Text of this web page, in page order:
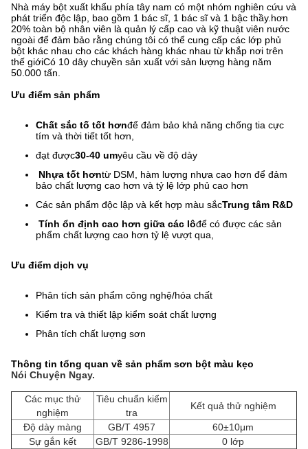
Nhà máy bột xuất khẩu phía tây nam có một nhóm nghiên cứu và
phát triển độc lập, bao gồm 1 bác sĩ, 1 bác sĩ và 1 bậc thầy.hơn
20% toàn bộ nhân viên là quản lý cấp cao và kỹ thuật viên nước
ngoài để đảm bảo rằng chúng tôi có thể cung cấp các lớp phủ
bột khác nhau cho các khách hàng khác nhau từ khắp nơi trên
thế giớiCó 10 dây chuyền sản xuất với sản lượng hàng năm
50.000 tấn.
Ưu điểm sản phẩm
Chất sắc tố tốt hơnđể đảm bảo khả năng chống tia cực
tím và thời tiết tốt hơn,
đạt được30-40 umyêu cầu về độ dày
Nhựa tốt hơntừ DSM, hàm lượng nhựa cao hơn để đảm
bảo chất lượng cao hơn và tỷ lệ lớp phủ cao hơn
Các sản phẩm độc lập và kết hợp màu sắcTrung tâm R&D
Tính ổn định cao hơn giữa các lôđể có được các sản
phẩm chất lượng cao hơn tỷ lệ vượt qua,
Ưu điểm dịch vụ
Phân tích sản phẩm công nghệ/hóa chất
Kiểm tra và thiết lập kiểm soát chất lượng
Phân tích chất lượng sơn
Thông tin tổng quan về sản phẩm sơn bột màu kẹo
Nói Chuyện Ngay.
Các mục thử
nghiệm
Tiêu chuẩn kiểm
tra
Kết quả thử nghiệm
Độ dày màng
GB/T 4957
60±10μm
Sự gắn kết
GB/T 9286-1998
0 lớp